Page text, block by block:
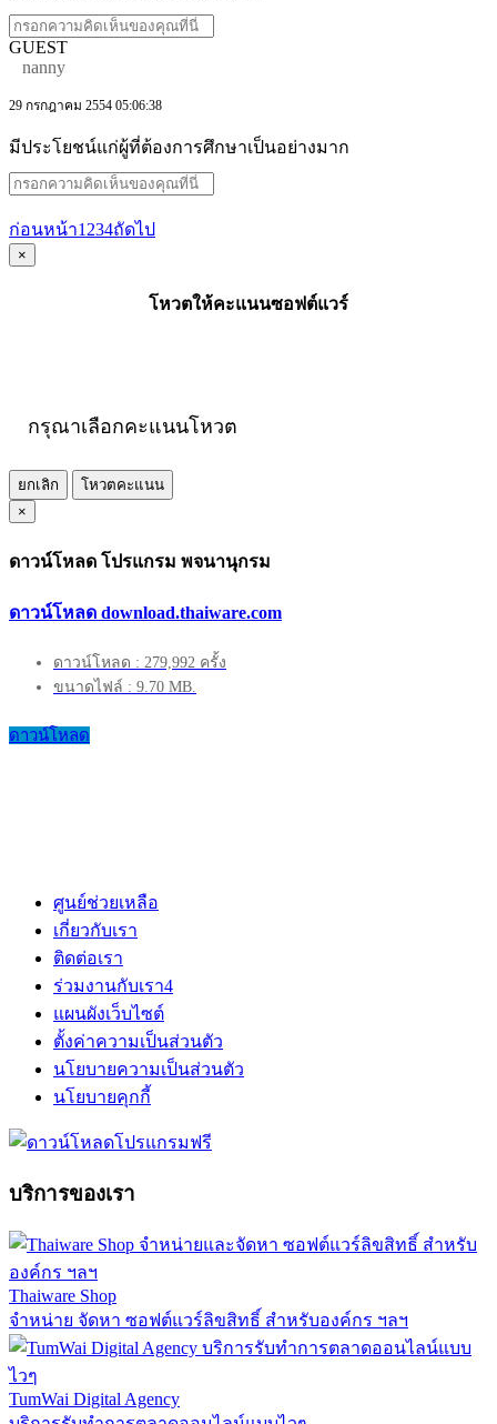
GUEST
nanny
29 กรกฎาคม 2554 05:06:38
มีประโยชน์แก่ผู้ที่ต้องการศึกษาเป็นอย่างมาก
ก่อนหน้า1 234ถัดไป
×
โหวตให้คะแนนซอฟต์แวร์
กรุณาเลือกคะแนนโหวต
ยกเลิก
โหวตคะแนน
×
ดาวน์โหลด โปรแกรม พจนานุกรม
ดาวน์โหลด download.thaiware.com
ดาวน์โหลด : 279,992 ครั้ง
ขนาดไฟล์ : 9.70 MB.
ดาวน์โหลด
ศูนย์ช่วยเหลือ
เกี่ยวกับเรา
ติดต่อเรา
ร่วมงานกับเรา4
แผนผังเว็บไซต์
ตั้งค่าความเป็นส่วนตัว
นโยบายความเป็นส่วนตัว
นโยบายคุกกี้
บริการของเรา
Thaiware Shop
จำหน่าย จัดหา ซอฟต์แวร์ลิขสิทธิ์ สำหรับองค์กร ฯลฯ
TumWai Digital Agency